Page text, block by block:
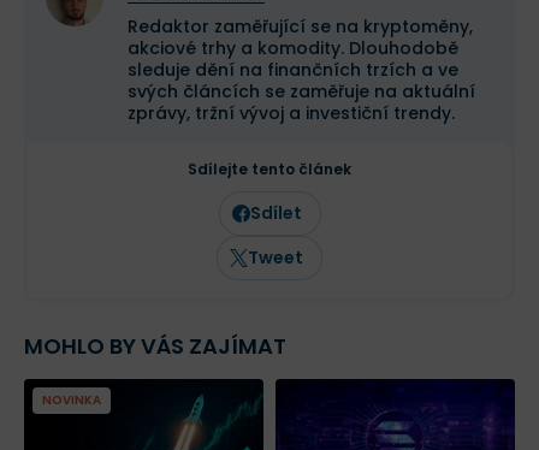
Redaktor zaměřující se na kryptoměny,
akciové trhy a komodity. Dlouhodobě
sleduje dění na finančních trzích a ve
svých článcích se zaměřuje na aktuální
zprávy, tržní vývoj a investiční trendy.
Sdílejte tento článek
Sdílet
Tweet
MOHLO BY VÁS ZAJÍMAT
NOVINKA